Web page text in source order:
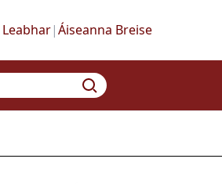
Leabhar|Áiseanna Breise